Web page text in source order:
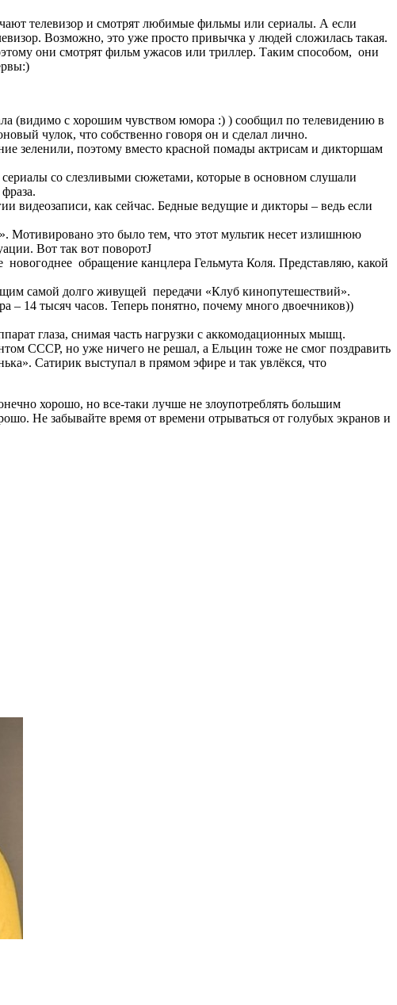
телевизор и смотрят любимые фильмы или сериалы. А если
Возможно, это уже просто привычка у людей сложилась такая.
они смотрят фильм ужасов или триллер. Таким способом, они
(видимо с хорошим чувством юмора :) ) сообщил по телевидению в
чулок, что собственно говоря он и сделал лично.
зеленили, поэтому вместо красной помады актрисам и дикторшам
со слезливыми сюжетами, которые в основном слушали
видеозаписи, как сейчас. Бедные ведущие и дикторы – ведь если
Мотивировано это было тем, что этот мультик несет излишнюю
Вот так вот поворотJ
обращение канцлера Гельмута Коля. Представляю, какой
самой долго живущей передачи «Клуб кинопутешествий».
– 14 тысяч часов. Теперь понятно, почему много двоечников))
глаза, снимая часть нагрузки с аккомодационных мышц.
СССР, но уже ничего не решал, а Ельцин тоже не смог поздравить
Сатирик выступал в прямом эфире и так увлёкся, что
хорошо, но все-таки лучше не злоупотреблять большим
Не забывайте время от времени отрываться от голубых экранов и